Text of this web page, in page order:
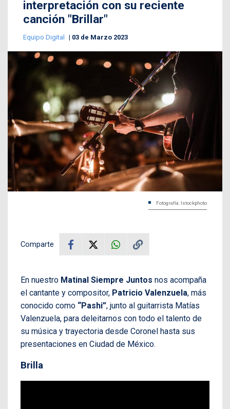
interpretación con su reciente
canción "Brillar"
Equipo Digital 03 de Marzo 2023
Fotografía: Istockphoto
Comparte
En nuestro Matinal Siempre Juntos nos acompaña
el cantante y compositor, Patricio Valenzuela, más
conocido como “Pashi”, junto al guitarrista Matías
Valenzuela, para deleitarnos con todo el talento de
su música y trayectoria desde Coronel hasta sus
presentaciones en Ciudad de México.
Brilla